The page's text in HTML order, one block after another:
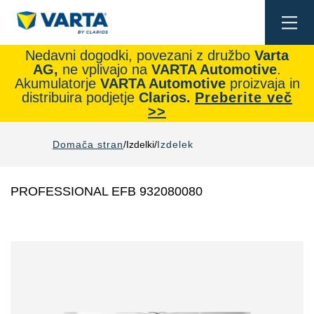
Nedavni dogodki, povezani z družbo Varta
AG, ne vplivajo na VARTA Automotive.
Akumulatorje VARTA Automotiveproizvaja in
distribuira podjetje Clarios. Preberite več
>>
Domača stran Izdelki Izdelek
PROFESSIONAL EFB 932080080